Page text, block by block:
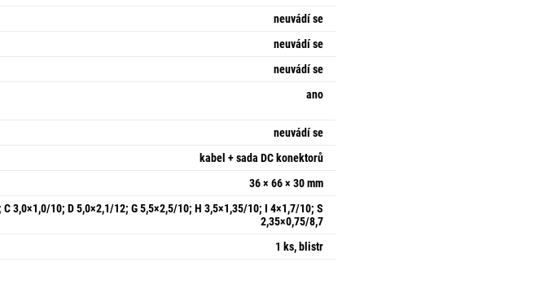
neuvádí se
neuvádí se
neuvádí se
ano
neuvádí se
kabel + sada DC konektorů
36 × 66 × 30 mm
C 3,0×1,0/10; D 5,0×2,1/12; G 5,5×2,5/10; H 3,5×1,35/10; I 4×1,7/10; S
2,35×0,75/8,7
1 ks, blistr